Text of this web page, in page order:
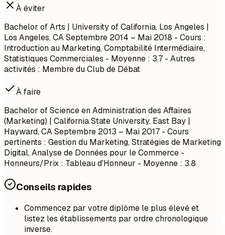
À éviter
Bachelor of Arts | University of California, Los Angeles |
Los Angeles, CASeptembre 2014 – Mai 2018 - Cours :
Introduction au Marketing, Comptabilité Intermédiaire,
Statistiques Commerciales - Moyenne : 3.7 - Autres
activités : Membre du Club de Débat
À faire
Bachelor of Science en Administration des Affaires
(Marketing) | California State University, East Bay |
Hayward, CASeptembre 2013 – Mai 2017 - Cours
pertinents : Gestion du Marketing, Stratégies de Marketing
Digital, Analyse de Données pour le Commerce -
Honneurs/Prix : Tableau d'Honneur - Moyenne : 3.8
Conseils rapides
Commencez par votre diplôme le plus élevé et
listez les établissements par ordre chronologique
inverse.